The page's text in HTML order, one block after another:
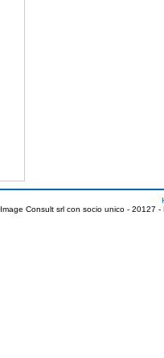
Image Consult srl con socio unico - 20127